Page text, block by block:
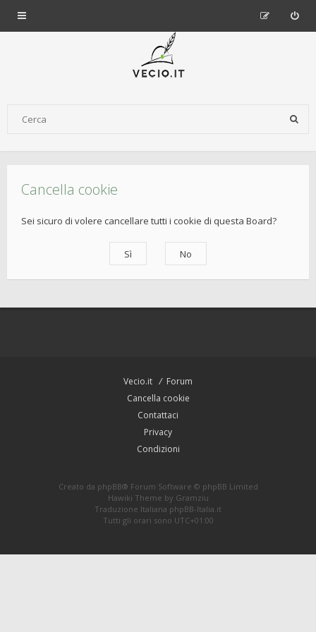
Cancella cookie
Sei sicuro di volere cancellare tutti i cookie di questa Board?
Vecio.it
Forum
Cancella cookie
Contattaci
Privacy
Condizioni
Creato da phpBB® Forum Software © phpBB Limited
Hawiki Theme by Gramziu
Traduzione Italiana phpBB-Italia.it
Tutti gli orari sono UTC+01:00